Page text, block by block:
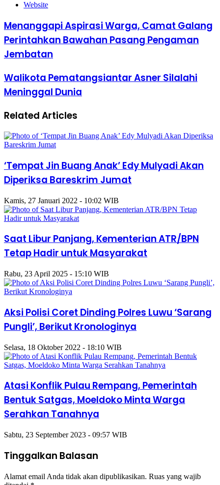
Website
Menanggapi Aspirasi Warga, Camat Galang
Perintahkan Bawahan Pasang Pengaman
Jembatan
Walikota Pematangsiantar Asner Silalahi
Meninggal Dunia
Related Articles
‘Tempat Jin Buang Anak’ Edy Mulyadi Akan
Diperiksa Bareskrim Jumat
Kamis, 27 Januari 2022 - 10:02 WIB
Saat Libur Panjang, Kementerian ATR/BPN
Tetap Hadir untuk Masyarakat
Rabu, 23 April 2025 - 15:10 WIB
Aksi Polisi Coret Dinding Polres Luwu ‘Sarang
Pungli’, Berikut Kronologinya
Selasa, 18 Oktober 2022 - 18:10 WIB
Atasi Konflik Pulau Rempang, Pemerintah
Bentuk Satgas, Moeldoko Minta Warga
Serahkan Tanahnya
Sabtu, 23 September 2023 - 09:57 WIB
Tinggalkan Balasan
Alamat email Anda tidak akan dipublikasikan. Ruas yang wajib